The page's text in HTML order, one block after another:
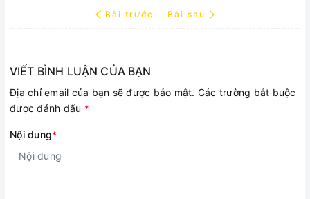
Bài trước Bài sau
VIẾT BÌNH LUẬN CỦA BẠN
Địa chỉ email của bạn sẽ được bảo mật. Các trường bắt buộc
được đánh dấu *
Nội dung*